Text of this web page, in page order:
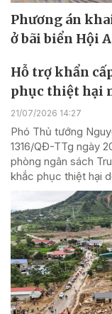
Phương án
ở bãi biển Hội
Hỗ trợ khẩn
phục thiệt hại
21/07/2026 14:27
Phó Thủ tướng
1316/QĐ-TTg ngày
phòng ngân sách
khắc phục thiệt hại